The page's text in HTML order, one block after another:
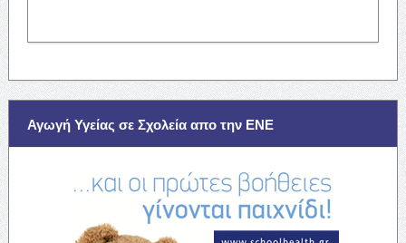
Αγωγή Υγείας σε Σχολεία απο την ΕΝΕ